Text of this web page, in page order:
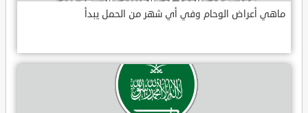
ماهي أعراض الوحام وفي أي شهر من الحمل يبدأ